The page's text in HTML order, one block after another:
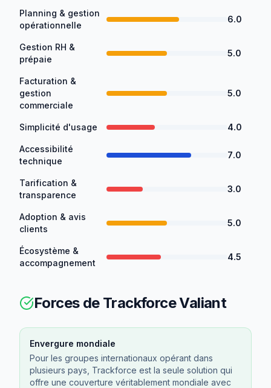
Planning & gestion
opérationnelle
6.0
Gestion RH &
prépaie
5.0
Facturation &
gestion
commerciale
5.0
Simplicité d'usage 4.0
Accessibilité
technique
7.0
Tarification &
transparence
3.0
Adoption & avis
clients
5.0
Écosystème &
accompagnement
4.5
Forces de Trackforce Valiant
Envergure mondiale
Pour les groupes internationaux opérant dans
plusieurs pays, Trackforce est la seule solution qui
offre une couverture véritablement mondiale avec